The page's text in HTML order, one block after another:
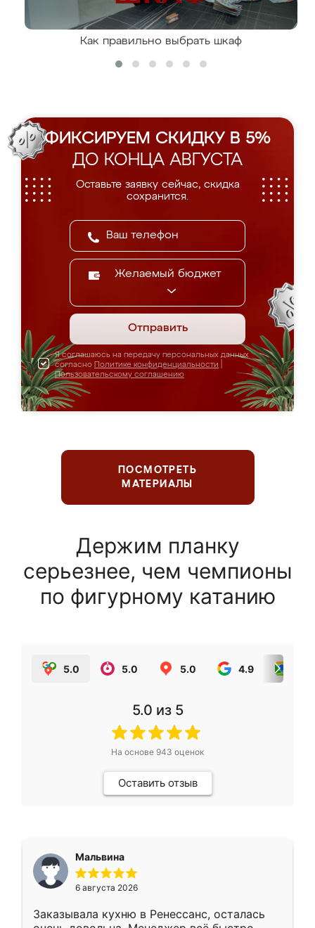
Как правильно выбрать шкаф
ФИКСИРУЕМ СКИДКУ В 5%
ДО КОНЦА АВГУСТА
Оставьте заявку сейчас, скидка
сохранится.
Желаемый бюджет
Отправить
Я соглашаюсь на передачу персональных данных
согласно Политике конфиденциальности
Пользовательскому соглашению
ПОСМОТРЕТЬ
МАТЕРИАЛЫ
Держим планку
серьезнее, чем чемпионы
по фигурному катанию
5.0 5.0 5.0 4.9
5.0 из 5
На основе 943 оценок
Оставить отзыв
Мальвина
6 августа 2026
Заказывала кухню в Ренессанс, осталась